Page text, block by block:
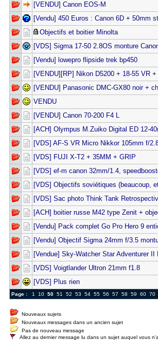
[VENDU] Canon EOS-M
[Vendu] 450 Euros : Canon 6D + 50mm
Objectifs et boitier Minolta
[VDS] Sigma 17-50 2.8OS monture
[Vendu] lowepro flipside trek bp450
[VENDU][RP] Nikon D5200 + 18-55 VR
[VENDU] Panasonic DMC-GX80 noir +
VENDU
[VENDU] Canon 70-200 F4 L
[ACH] Olympus M.Zuiko Digital ED
[VDS] AF-S VR Micro Nikkor 105mm f/
[VDS] FUJI X-T2 + 35MM + GRIP
[VDS] ef-m canon 32mm/1.4,
[VDS] Objectifs soviétiques (beaucoup,
[VDS] Sac photo Think Tank
[ACH] boitier russe M42 type Zenit +
[Vendu] Pack complet Go Pro Hero 9
[Vendu] Objectif Sigma 24mm f/3.5
[Vendue] Sky-Watcher Star Adventurer
[VDS] Voigtlander Ultron 21mm f1.8
[VDS] Plus rien
Page : 1 10 50 51 52 53 54 55 56 57 58 59 60 70
Nouveaux sujets
Nouveaux messages dans un ancien sujet
Pas de nouveau message
Allez au dernier message lu dans un sujet auquel vous